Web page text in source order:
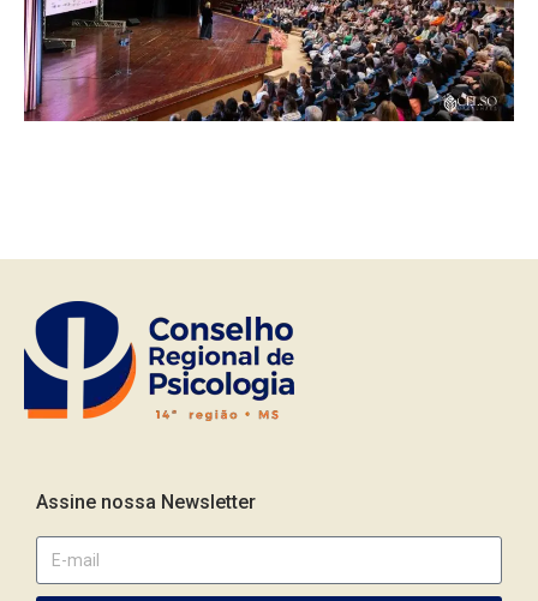
Assine nossa Newsletter